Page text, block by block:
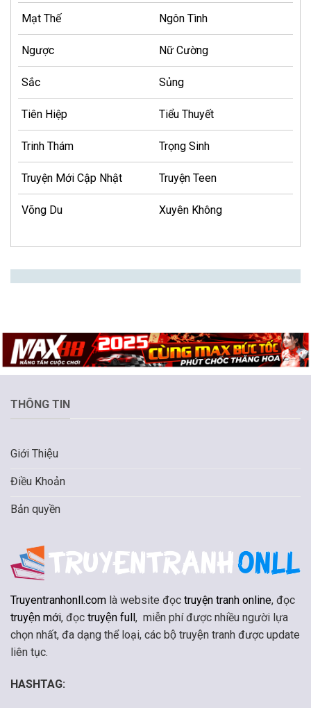
Mạt Thế Ngôn Tình
Ngược Nữ Cường
Sắc Sủng
Tiên Hiệp Tiểu Thuyết
Trinh Thám Trọng Sinh
Truyện Mới Cập Nhật Truyện Teen
Võng Du Xuyên Không
THÔNG TIN
Giới Thiệu
Điều Khoản
Bản quyền
Truyentranhonll.com là website đọc truyện tranh online, đọc
truyện mới, đọc truyện full , miễn phí được nhiều người lựa
chọn nhất, đa dạng thể loại, các bộ truyện tranh được update
liên tục.
HASHTAG: